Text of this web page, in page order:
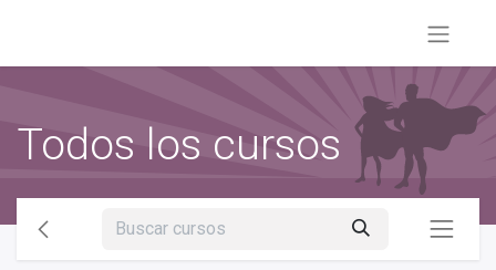
Todos los cursos